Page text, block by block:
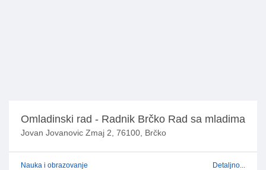
Omladinski rad - Radnik Brčko Rad sa mladima
Jovan Jovanovic Zmaj 2, 76100, Brčko
Nauka i obrazovanje Detaljno...